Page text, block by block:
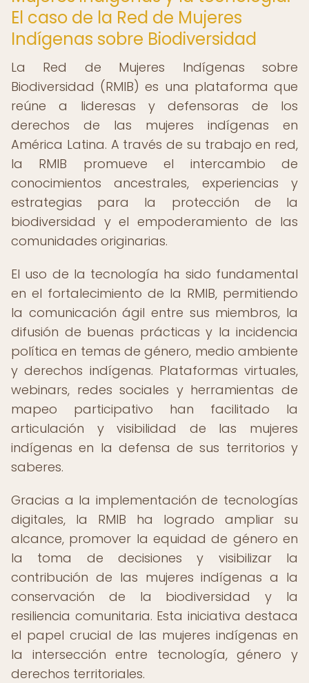
El caso de la Red de Mujeres
Indígenas sobre Biodiversidad
La Red de Mujeres Indígenas sobre
Biodiversidad (RMIB) es una plataforma que
reúne a lideresas y defensoras de los
derechos de las mujeres indígenas en
América Latina. A través de su trabajo en red,
la RMIB promueve el intercambio de
conocimientos ancestrales, experiencias y
estrategias para la protección de la
biodiversidad y el empoderamiento de las
comunidades originarias.
El uso de la tecnología ha sido fundamental
en el fortalecimiento de la RMIB, permitiendo
la comunicación ágil entre sus miembros, la
difusión de buenas prácticas y la incidencia
política en temas de género, medio ambiente
y derechos indígenas. Plataformas virtuales,
webinars, redes sociales y herramientas de
mapeo participativo han facilitado la
articulación y visibilidad de las mujeres
indígenas en la defensa de sus territorios y
saberes.
Gracias a la implementación de tecnologías
digitales, la RMIB ha logrado ampliar su
alcance, promover la equidad de género en
la toma de decisiones y visibilizar la
contribución de las mujeres indígenas a la
conservación de la biodiversidad y la
resiliencia comunitaria. Esta iniciativa destaca
el papel crucial de las mujeres indígenas en
la intersección entre tecnología, género y
derechos territoriales.